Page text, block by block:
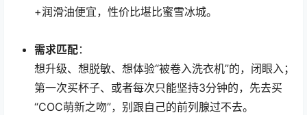
+润滑油便宜，性价比堪比蜜雪冰城。
需求匹配：
想升级、想脱敏、想体验“被卷入洗衣机”的，闭眼入；
第一次买杯子、或者每次只能坚持3分钟的，先去买
“COC萌新之吻”，别跟自己的前列腺过不去。